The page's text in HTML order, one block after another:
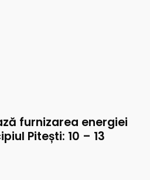
furnizarea energiei
Pitești: 10 – 13